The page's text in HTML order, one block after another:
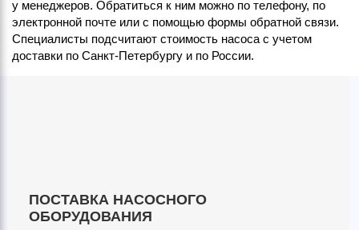
у менеджеров. Обратиться к ним можно по телефону, по
электронной почте или с помощью формы обратной связи.
Специалисты подсчитают стоимость насоса с учетом
доставки по Санкт-Петербургу и по России.
ПОСТАВКА НАСОСНОГО
ОБОРУДОВАНИЯ